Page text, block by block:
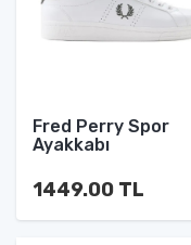
Fred Perry Spor
Ayakkabı
1449.00 TL